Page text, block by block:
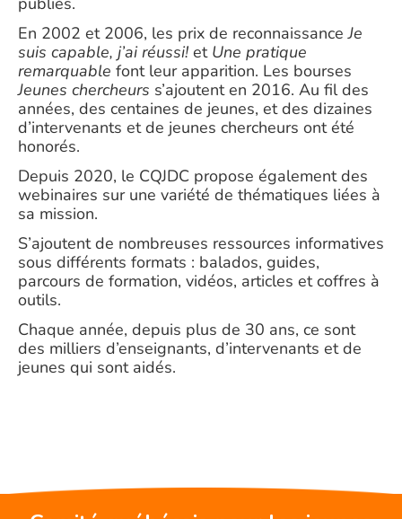
En 2002 et 2006, les prix de reconnaissanceJe
suis capable, j’ai réussi! et Une pratique
remarquable font leur apparition. Les bourses
Jeunes chercheurs s’ajoutent en 2016. Au fil des
années, des centaines de jeunes, et des dizaines
d’intervenants et de jeunes chercheurs ont été
honorés.
Depuis 2020, le CQJDC propose également des
webinaires sur une variété de thématiques liées à
sa mission.
S’ajoutent de nombreuses ressources informatives
sous différents formats : balados, guides,
parcours de formation, vidéos, articles et coffres à
outils.
Chaque année, depuis plus de 30 ans, ce sont
des milliers d’enseignants, d’intervenants et de
jeunes qui sont aidés.